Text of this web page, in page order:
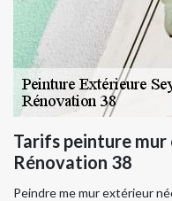
Tarifs peinture mur
Rénovation 38
Peindre me mur extérieur